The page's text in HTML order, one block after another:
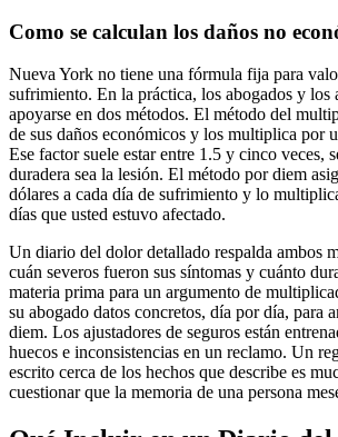
Como se calculan los daños no
Nueva York no tiene una fórmula fija para
sufrimiento. En la práctica, los abogados y los
apoyarse en dos métodos. El método del
de sus daños económicos y los multiplica por
Ese factor suele estar entre 1.5 y cinco veces,
duradera sea la lesión. El método por diem
dólares a cada día de sufrimiento y lo
días que usted estuvo afectado.
Un diario del dolor detallado respalda ambos
cuán severos fueron sus síntomas y cuánto
materia prima para un argumento de
su abogado datos concretos, día por día, para
diem. Los ajustadores de seguros están
huecos e inconsistencias en un reclamo. Un
escrito cerca de los hechos que describe es
cuestionar que la memoria de una persona